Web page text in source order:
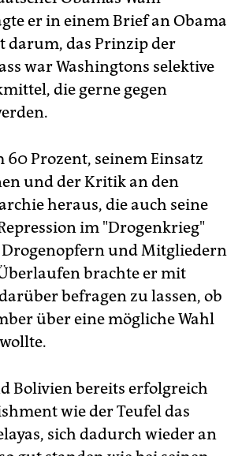
er in einem Brief an Obama
darum, das Prinzip der
war Washingtons selektive
die gerne gegen
Prozent, seinem Einsatz
und der Kritik an den
heraus, die auch seine
im "Drogenkrieg"
und Mitgliedern
brachte er mit
befragen zu lassen, ob
über eine mögliche Wahl
Bolivien bereits erfolgreich
wie der Teufel das
sich dadurch wieder an